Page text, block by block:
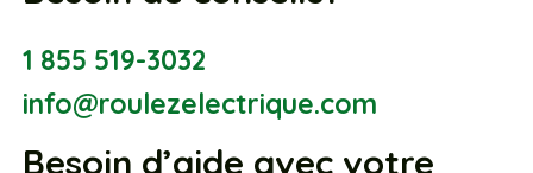
1 855 519-3032
info@roulezelectrique.com
Besoin d’aide avec votre